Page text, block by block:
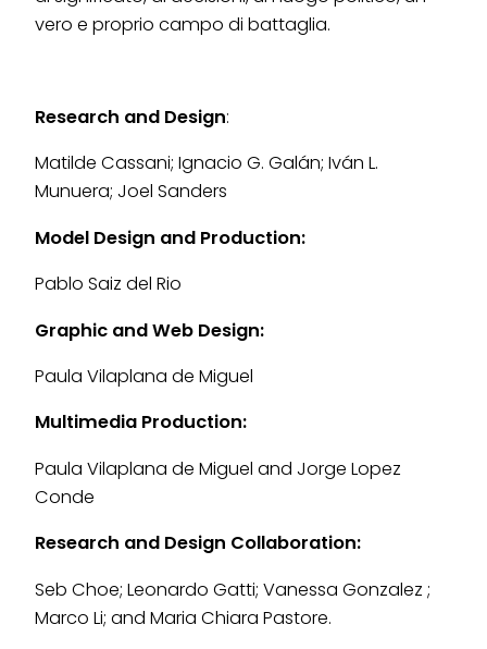
vero e proprio campo di battaglia.
Research and Design:
Matilde Cassani; Ignacio G. Galán; Iván L.
Munuera; Joel Sanders
Model Design and Production:
Pablo Saiz del Rio
Graphic and Web Design:
Paula Vilaplana de Miguel
Multimedia Production:
Paula Vilaplana de Miguel and Jorge Lopez
Conde
Research and Design Collaboration:
Seb Choe; Leonardo Gatti; Vanessa Gonzalez ;
Marco Li; and Maria Chiara Pastore.